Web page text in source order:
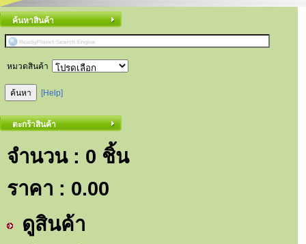
ค้นหาสินค้า
หมวดสินค้า
[Help]
ตะกร้าสินค้า
จำนวน : 0 ชิ้น
ราคา : 0.00
ดูสินค้า